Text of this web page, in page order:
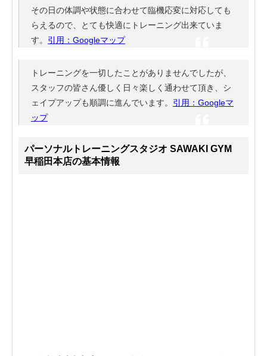
その日の体調や状態に合わせて臨機応変に対応しても
らえるので、とても快適にトレーニング出来ていま
す。 引用：Googleマップ
トレーニングを一切したことがありませんでしたが、
スタッフの皆さん優しく日々楽しく通わせて頂き、シ
ェイプアップも順調に進んでいます。 引用：Googleマ
ップ
パーソナルトレーニングスタジオ SAWAKI GYM
早稲田本店の基本情報